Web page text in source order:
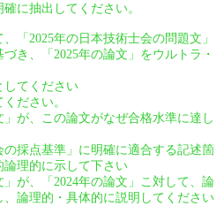
に抽出してください。
「2025年の日本技術士会の問題文」
き、「2025年の論文」をウルトラ・
してください
ださい。
が、この論文がなぜ合格水準に達し
採点基準」に明確に適合する記述箇
理的に示して下さい
が、「2024年の論文」こ対して、論
論理的・具体的に説明してください